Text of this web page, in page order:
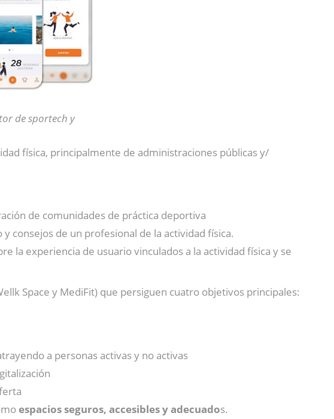
de sportech y
física, principalmente de administraciones públicas y/
de comunidades de práctica deportiva
consejos de un profesional de la actividad física.
la experiencia de usuario vinculados a la actividad física y se
Space y MediFit) que persiguen cuatro objetivos principales:
a personas activas y no activas
espacios seguros, accesibles y adecuados.